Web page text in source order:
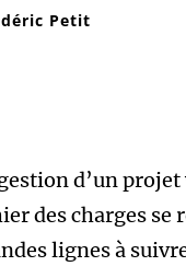
Petit
d’un
des charges se
lignes à